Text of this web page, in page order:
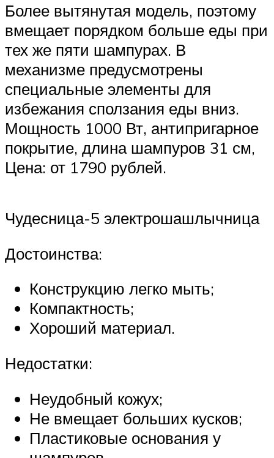
Более вытянутая модель, поэтому
вмещает порядком больше еды при
тех же пяти шампурах. В
механизме предусмотрены
специальные элементы для
избежания сползания еды вниз.
Мощность 1000 Вт, антипригарное
покрытие, длина шампуров 31 см,
Цена: от 1790 рублей.
Чудесница-5 электрошашлычница
Достоинства:
Конструкцию легко мыть;
Компактность;
Хороший материал.
Недостатки:
Неудобный кожух;
Не вмещает больших кусков;
Пластиковые основания у